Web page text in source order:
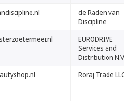
de Raden van
Discipline
EURODRIVE
Services and
Distribution
Roraj Trade